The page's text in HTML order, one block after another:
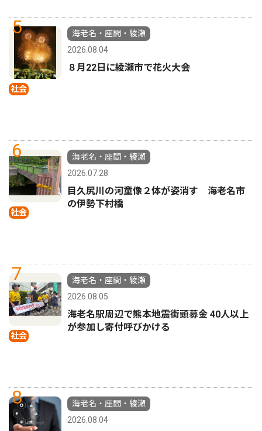
5
社会
海老名・座間・綾瀬
2026.08.04
８月22日に綾瀬市で花火大会
6
社会
海老名・座間・綾瀬
2026.07.28
目久尻川の河童像２体が姿消す 海老名市
の伊勢下村橋
7
社会
海老名・座間・綾瀬
2026.08.05
海老名駅周辺で熊本地震街頭募金 40人以上
が参加し寄付呼びかける
8
海老名・座間・綾瀬
2026.08.04